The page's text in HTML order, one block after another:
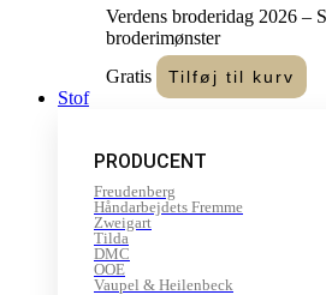
Verdens broderidag 2026 –
broderimønster
Gratis
Tilføj til kurv
Stof
PRODUCENT
Freudenberg
Håndarbejdets Fremme
Zweigart
Tilda
DMC
OOE
Vaupel & Heilenbeck